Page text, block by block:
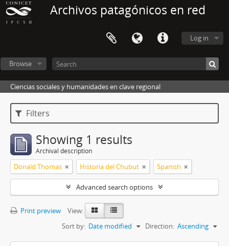
Archivos patagónicos en red
Log in
Browse
Ciencias sociales y humanidades en clave regional
Filters
Showing 1 results
Archival description
Donald Thomas Historia del Chubut Spanish
Advanced search options
Print preview
View:
Sort by: Date modified Direction: Ascending